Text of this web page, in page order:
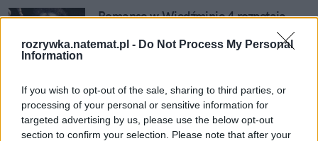
rozrywka.natemat.pl - Do Not Process My Personal
Information
If you wish to opt-out of the sale, sharing to third parties, or
processing of your personal or sensitive information for
targeted advertising by us, please use the below opt-out
section to confirm your selection. Please note that after your
Romanse w Wiedźminie 4 rozpętają
burzę. Prawdziwi fani sagi nie będą
ostrzyć zębów
3. Hellblade: Senua's Sacrifice (2017)